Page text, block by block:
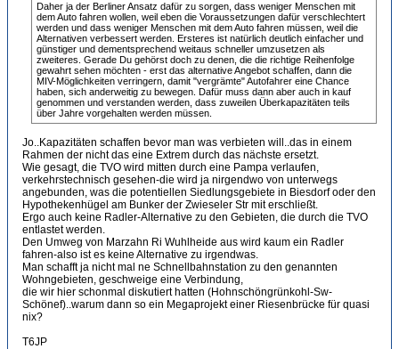
Daher ja der Berliner Ansatz dafür zu sorgen, dass weniger Menschen mit
dem Auto fahren wollen, weil eben die Voraussetzungen dafür verschlechtert
werden und dass weniger Menschen mit dem Auto fahren müssen, weil die
Alternativen verbessert werden. Ersteres ist natürlich deutlich einfacher und
günstiger und dementsprechend weitaus schneller umzusetzen als
zweiteres. Gerade Du gehörst doch zu denen, die die richtige Reihenfolge
gewahrt sehen möchten - erst das alternative Angebot schaffen, dann die
MIV-Möglichkeiten verringern, damit "vergrämte" Autofahrer eine Chance
haben, sich anderweitig zu bewegen. Dafür muss dann aber auch in kauf
genommen und verstanden werden, dass zuweilen Überkapazitäten teils
über Jahre vorgehalten werden müssen.
Jo..Kapazitäten schaffen bevor man was verbieten will..das in einem
Rahmen der nicht das eine Extrem durch das nächste ersetzt.
Wie gesagt, die TVO wird mitten durch eine Pampa verlaufen,
verkehrstechnisch gesehen-die wird ja nirgendwo von unterwegs
angebunden, was die potentiellen Siedlungsgebiete in Biesdorf oder den
Hypothekenhügel am Bunker der Zwieseler Str mit erschließt.
Ergo auch keine Radler-Alternative zu den Gebieten, die durch die TVO
entlastet werden.
Den Umweg von Marzahn Ri Wuhlheide aus wird kaum ein Radler
fahren-also ist es keine Alternative zu irgendwas.
Man schafft ja nicht mal ne Schnellbahnstation zu den genannten
Wohngebieten, geschweige eine Verbindung,
die wir hier schonmal diskutiert hatten (Hohnschöngrünkohl-Sw-
Schönef)..warum dann so ein Megaprojekt einer Riesenbrücke für quasi
nix?
T6JP